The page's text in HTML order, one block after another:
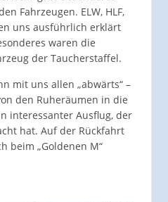
Fahrzeugen. ELW, HLF,
uns ausführlich erklärt
waren die
der Taucherstaffel.
mit uns allen „abwärts“ –
den Ruheräumen in die
interessanter Ausflug, der
hat. Auf der Rückfahrt
beim „Goldenen M“